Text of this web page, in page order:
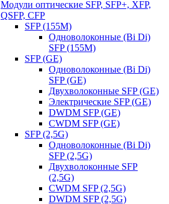
Модули оптические SFP, SFP+, XFP,
QSFP, CFP
SFP (155M)
Одноволоконные (Bi Di)
SFP (155M)
SFP (GE)
Одноволоконные (Bi Di)
SFP (GE)
Двухволоконные SFP (GE)
Электрические SFP (GE)
DWDM SFP (GE)
CWDM SFP (GE)
SFP (2,5G)
Одноволоконные (Bi Di)
SFP (2,5G)
Двухволоконные SFP
(2,5G)
CWDM SFP (2,5G)
DWDM SFP (2,5G)